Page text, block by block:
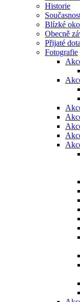
Historie
Blízké
Obecně
Přijaté
Fotografie